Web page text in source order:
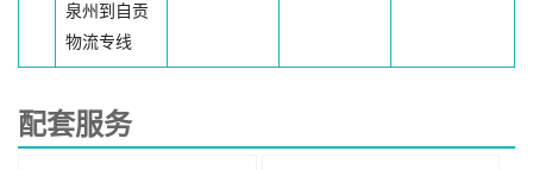
泉州到自贡
物流专线
配套服务